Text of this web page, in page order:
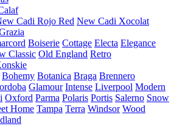
Cadi Rojo Red New Cadi Xocolat
Boiserie Cottage Electa Elegance
Classic Old England Retro
Bohemy Botanica Braga Brennero
Glamour Intense Liverpool Modern
Oxford Parma Polaris Portis Salerno Snow
Home Tampa Terra Windsor Wood